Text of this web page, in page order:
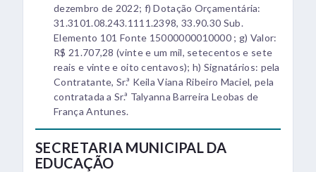
dezembro de 2022; f) Dotação Orçamentária:
31.3101.08.243.1111.2398, 33.90.30 Sub.
Elemento 101 Fonte 15000000010000 ; g) Valor:
R$ 21.707,28 (vinte e um mil, setecentos e sete
reais e vinte e oito centavos); h) Signatários: pela
Contratante, Sr.ª Keila Viana Ribeiro Maciel, pela
contratada a Sr.ª Talyanna Barreira Leobas de
França Antunes.
SECRETARIA MUNICIPAL DA
EDUCAÇÃO